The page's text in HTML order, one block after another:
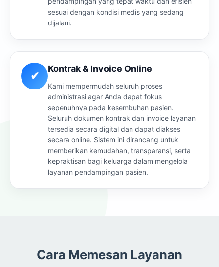
sesuai dengan kondisi medis yang sedang
dijalani.
✔
Kontrak & Invoice Online
Kami mempermudah seluruh proses
administrasi agar Anda dapat fokus
sepenuhnya pada kesembuhan pasien.
Seluruh dokumen kontrak dan invoice layanan
tersedia secara digital dan dapat diakses
secara online. Sistem ini dirancang untuk
memberikan kemudahan, transparansi, serta
kepraktisan bagi keluarga dalam mengelola
layanan pendampingan pasien.
Cara Memesan Layanan